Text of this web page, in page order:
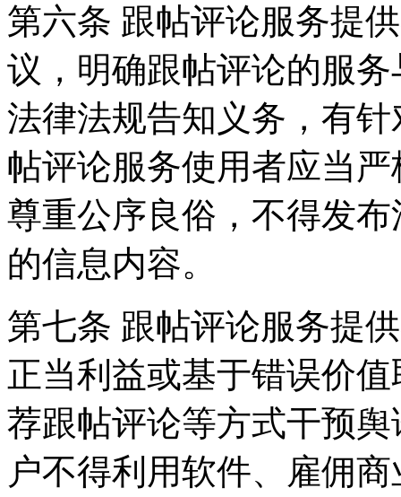
第六条 跟帖评论服务提
议，明确跟帖评论的服
法律法规告知义务，有
帖评论服务使用者应当
尊重公序良俗，不得发
的信息内容。
第七条 跟帖评论服务提
正当利益或基于错误价
荐跟帖评论等方式干预
户不得利用软件、雇佣